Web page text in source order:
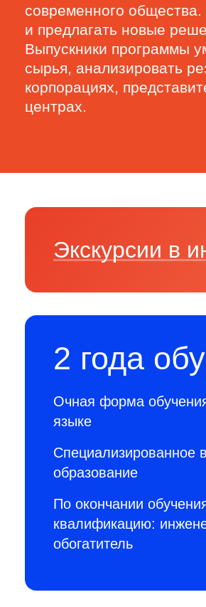
современного
и предлагать новые
Выпускники программы
сырья, анализировать
корпорациях,
центрах.
Экскурсии в
2 года
Очная форма
языке
Специализированное
образование
По окончании
квалификацию:
обогатитель